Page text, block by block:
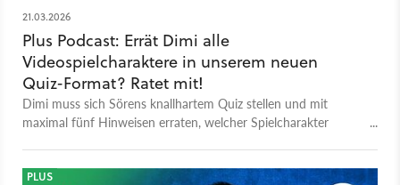
21.03.2026
Plus Podcast: Errät Dimi alle
Videospielcharaktere in unserem neuen
Quiz-Format? Ratet mit!
Dimi muss sich Sörens knallhartem Quiz stellen und mit
maximal fünf Hinweisen erraten, welcher Spielcharakter
PLUS